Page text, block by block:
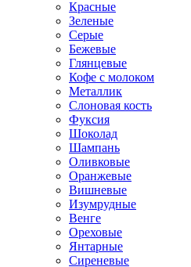
Красные
Зеленые
Серые
Бежевые
Глянцевые
Кофе с молоком
Металлик
Слоновая кость
Фуксия
Шоколад
Шампань
Оливковые
Оранжевые
Вишневые
Изумрудные
Венге
Ореховые
Янтарные
Сиреневые